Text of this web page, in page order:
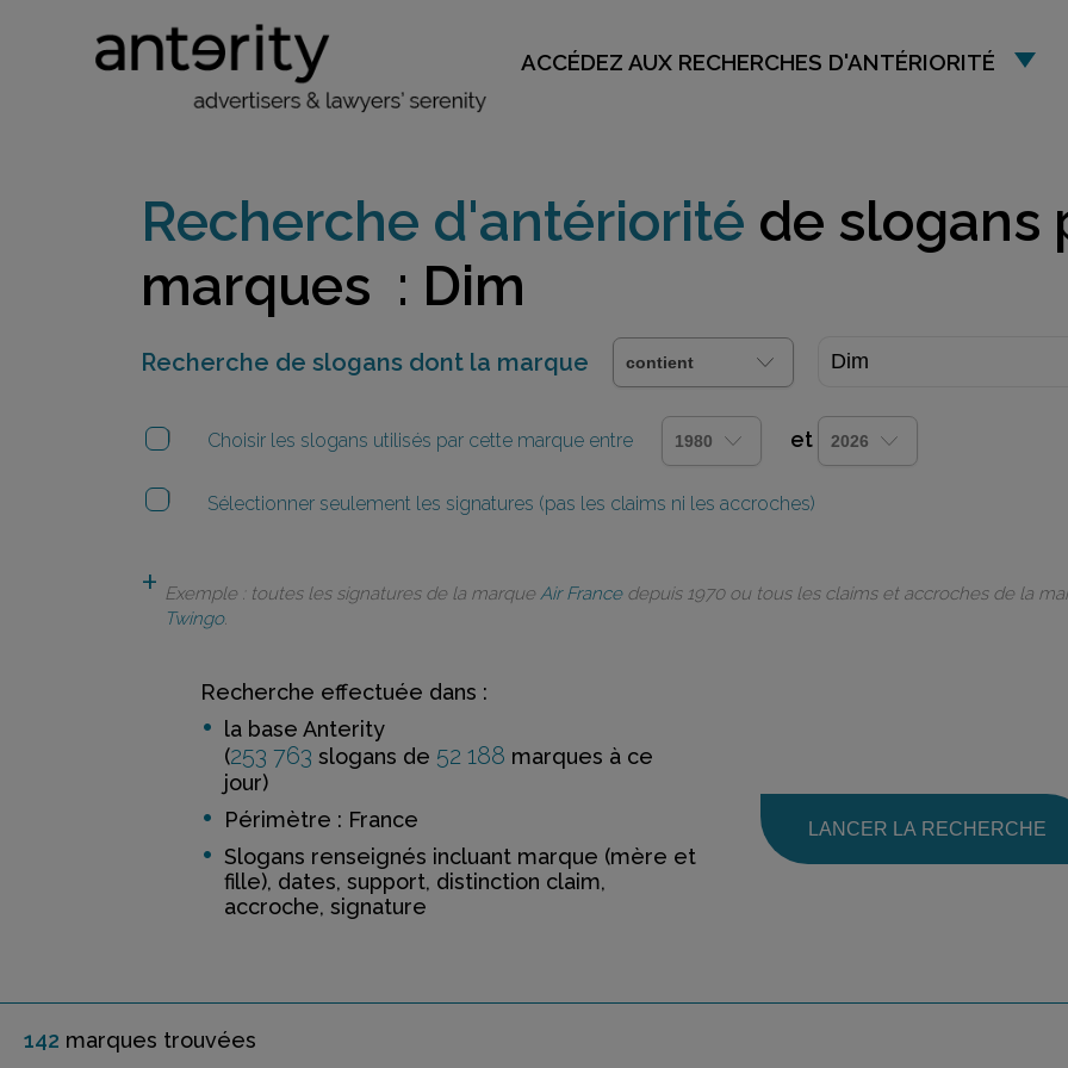
ACCÉDEZ AUX RECHERCHES D'ANTÉRIORITÉ
Recherche d'antériorité de slogans
marques : Dim
Recherche de slogans dont la marque
Choisir les slogans utilisés par cette marque entre et
Sélectionner seulement les signatures (pas les claims ni les accroches)
Exemple : toutes les signatures de la marque Air Francedepuis 1970 ou tous les claims et accroches de la
Twingo.
Recherche effectuée dans :
la base Anterity
(253 763 slogans de 52 188 marques à ce
jour)
Périmètre : France
Slogans renseignés incluant marque (mère et
fille), dates, support, distinction claim,
accroche, signature
LANCER LA RECHERCHE
142 marques trouvées